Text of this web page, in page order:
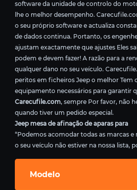
software da unidade de controlo do
lhe o melhor desempenho.
o seu próprio software e actualiza
de dados continua. Portanto, os
ajustam exactamente que ajustes Eles
podem e devem fazer! A razão para a
qualquer dano no seu veículo.
peritos em ficheiros Jeep o melhor Tem
equipamento necessários para garantir
Carecufile.com, sempre Por favor, não
quando tiver um pedido especial.
Jeep mesa de afinação de aparas para
“Podemos acomodar todas as marcas e
o seu veículo não estiver na nossa lista,
Modelo